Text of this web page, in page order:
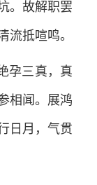
。故解职罢
流抵喧鸣。
孕三真，真
相闻。展鸿
日月，气贯